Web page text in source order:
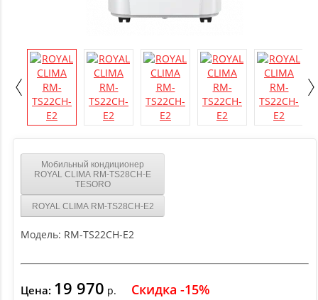
Мобильный кондиционер
ROYAL CLIMA RM-TS28CH-E
TESORO
ROYAL CLIMA RM-TS28CH-E2
Модель: RM-TS22CH-E2
Цена: 19 970 р. Скидка -15%